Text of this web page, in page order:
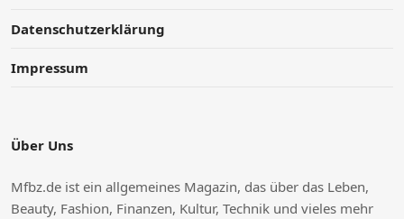
Datenschutzerklärung
Impressum
Über Uns
Mfbz.de ist ein allgemeines Magazin, das über das Leben,
Beauty, Fashion, Finanzen, Kultur, Technik und vieles mehr